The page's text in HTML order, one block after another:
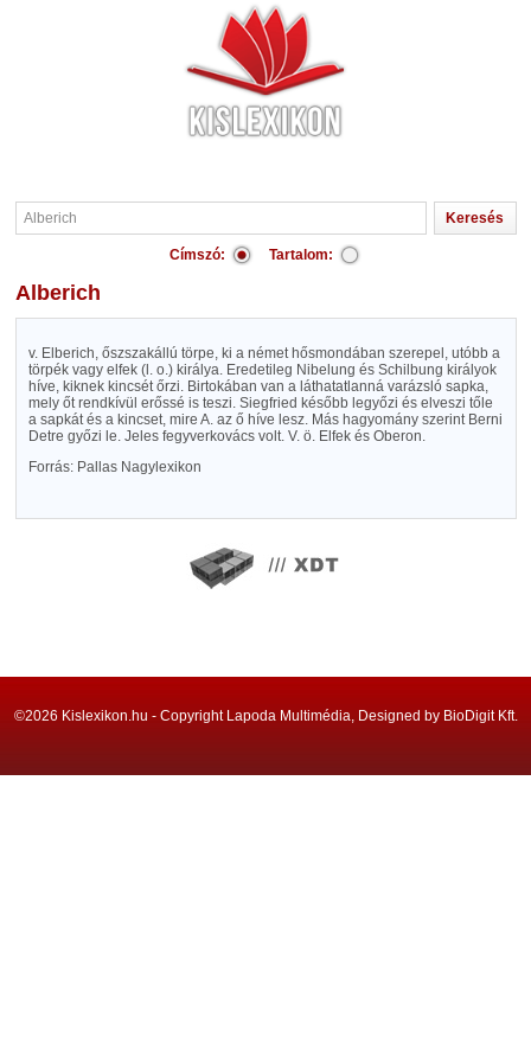
Címszó: Tartalom:
Alberich
v. Elberich, őszszakállú törpe, ki a német hősmondában szerepel, utóbb a
törpék vagy elfek (l. o.) királya. Eredetileg Nibelung és Schilbung királyok
híve, kiknek kincsét őrzi. Birtokában van a láthatatlanná varázsló sapka,
mely őt rendkívül erőssé is teszi. Siegfried később legyőzi és elveszi tőle
a sapkát és a kincset, mire A. az ő híve lesz. Más hagyomány szerint Berni
Detre győzi le. Jeles fegyverkovács volt. V. ö. Elfek és Oberon.
Forrás: Pallas Nagylexikon
©2026 Kislexikon.hu - Copyright Lapoda Multimédia, Designed by BioDigit Kft.